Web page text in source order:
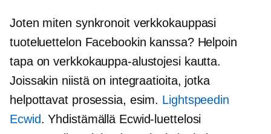
Joten miten synkronoit verkkokauppasi
tuoteluettelon Facebookin kanssa? Helpoin
tapa on verkkokauppa-alustojesi kautta.
Joissakin niistä on integraatioita, jotka
helpottavat prosessia, esim. Lightspeedin
Ecwid. Yhdistämällä Ecwid-luettelosi